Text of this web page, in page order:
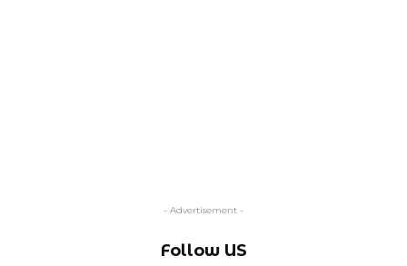
- Advertisement -
Follow US